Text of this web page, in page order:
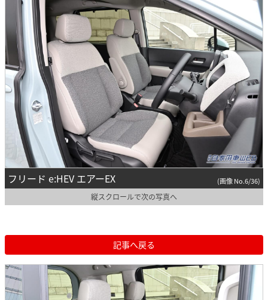
フリード e:HEV エアーEX (画像 No.6/36)
縦スクロールで次の写真へ
記事へ戻る